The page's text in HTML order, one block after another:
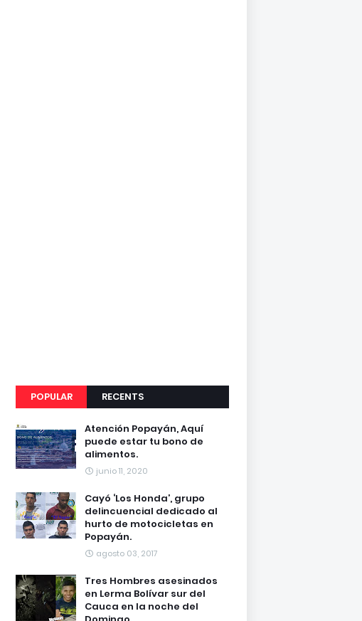
POPULAR RECENTS
Atención Popayán, Aquí
puede estar tu bono de
alimentos.
junio 11, 2020
Cayó ‘Los Honda’, grupo
delincuencial dedicado al
hurto de motocicletas en
Popayán.
agosto 03, 2017
Tres Hombres asesinados
en Lerma Bolívar sur del
Cauca en la noche del